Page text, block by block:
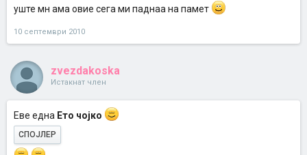
уште мн ама овие сега ми паднаа на памет
10 септември 2010
zvezdakoska
Истакнат член
Eве една Ето чојко
СПОЈЛЕР